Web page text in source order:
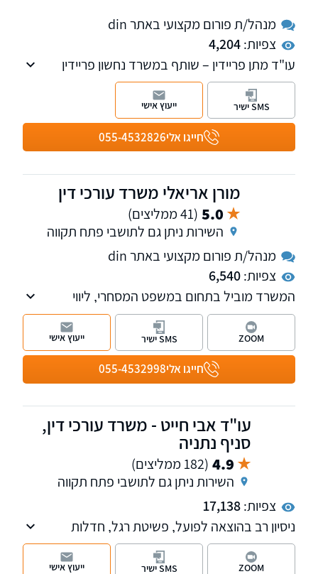
מנהל/ת פורום מקצועי באתר din
צפיות:4,204
עו"ד מתן פריידין – שותף במשרד נחשון פריידין
ושות'
עו"ד פריידין הינו בעל ניסיון וידע רב בייצוג לקוחות
בפני כל בתי המשפט בסכסוכים מסחריים
ובתביעות ייצוגיות.חייגו אלי055-4532826
SMS ישיר ייעוץ אישי
מורן אריאלי משרד עורכי דין
5.0 (41 ממליצים)
השירות ניתן גם לתושבי פתח תקווה
מנהל/ת פורום מקצועי באתר din
צפיות:6,540
המשרד מוביל בתחום במשפט המסחרי, ליווי
חברות ועסקים, עמותות ולקוחות פרטיים, כולל
ליטיגציה מסחרית, מכרזים, חוזים, קניין רוחני
ומשפט אזרחי.
אנו מקפידים על שקיפות, נאמנות ומקצועיות.
למשרד שלוחות בצפון ובמרכז הארץ. ניתן לקיים
חייגו אלי055-4532998
ZOOM SMS ישיר ייעוץ אישי
עו"ד אבי חייט - משרד עורכי דין,
סניף נתניה
4.9 (182 ממליצים)
השירות ניתן גם לתושבי פתח תקווה
צפיות:17,138
ניסיון רב בהוצאה לפועל, פשיטת רגל, חדלות
פירעון, מחיקת חובות, משפט אזרחי ומסחרי, דיני
ירושה, ניהול סכסוכים בהליכי גישור ובוררות,
ZOOM SMS ישיר ייעוץ אישי